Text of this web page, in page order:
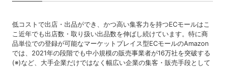
低コストで出店・出品ができ、かつ高い集客力を持つECモールはこ
こ近年でも出店数・取り扱い出品数を伸ばし続けています。特に商
品単位での登録が可能なマーケットプレイス型ECモールのAmazon
では、2021年の段階でも中小規模の販売事業者が16万社を突破する
(※)など、大手企業だけではなく幅広い企業の集客・販売手段として